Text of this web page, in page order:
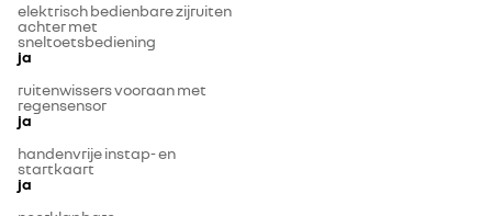
elektrisch bedienbare zijruiten
achter met
sneltoetsbediening
ja
ruitenwissers vooraan met
regensensor
ja
handenvrije instap- en
startkaart
ja